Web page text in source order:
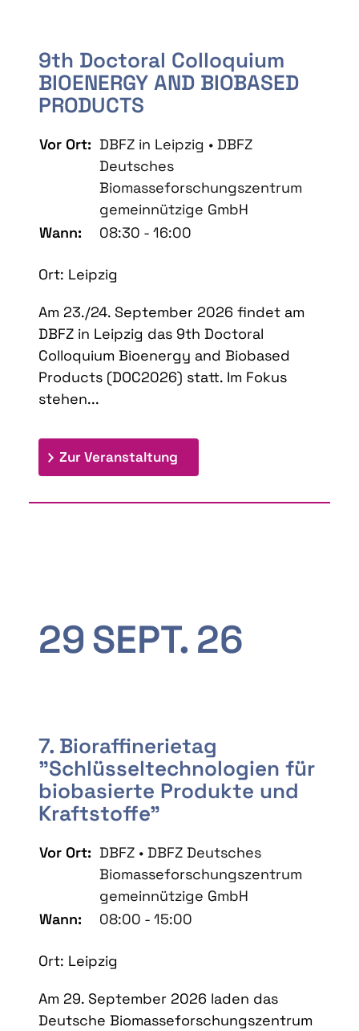
9th Doctoral Colloquium
BIOENERGY AND BIOBASED
PRODUCTS
Vor Ort: DBFZ in Leipzig • DBFZ
Deutsches
Biomasseforschungszentrum
gemeinnützige GmbH
Wann:
08:30 - 16:00
Ort: Leipzig
Am 23./24. September 2026 findet am
DBFZ in Leipzig das 9th Doctoral
Colloquium Bioenergy and Biobased
Products (DOC2026) statt. Im Fokus
stehen...
Zur Veranstaltung
29SEPT. 26
7. Bioraffinerietag
"Schlüsseltechnologien für
biobasierte Produkte und
Kraftstoffe"
Vor Ort: DBFZ • DBFZ Deutsches
Biomasseforschungszentrum
gemeinnützige GmbH
Wann:
08:00 - 15:00
Ort: Leipzig
Am 29. September 2026 laden das
Deutsche Biomasseforschungszentrum